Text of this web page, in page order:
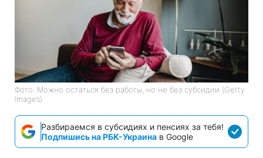
Фото: Можно остаться без работы, но не без субсидии (Getty
Images)
Разбираемся в субсидиях и пенсиях за тебя!
Подпишись на РБК-Украина в Google